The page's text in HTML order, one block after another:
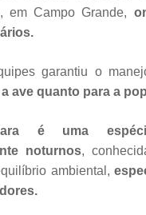
em Campo Grande,
garantiu o
ave quanto para a
é uma
noturnos,
ambiental,